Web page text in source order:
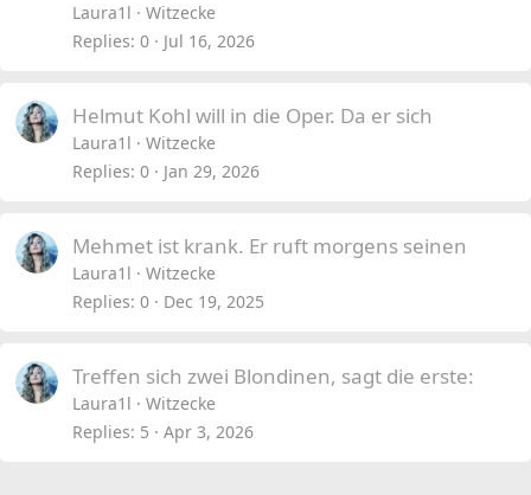
Laura1l
Witzecke
Replies 0 Jul 16, 2026
Helmut Kohl will in die Oper. Da er sich
Laura1l
Witzecke
Replies 0 Jan 29, 2026
Mehmet ist krank. Er ruft morgens seinen
Laura1l
Witzecke
Replies 0 Dec 19, 2025
Treffen sich zwei Blondinen, sagt die erste:
Laura1l
Witzecke
Replies 5 Apr 3, 2026